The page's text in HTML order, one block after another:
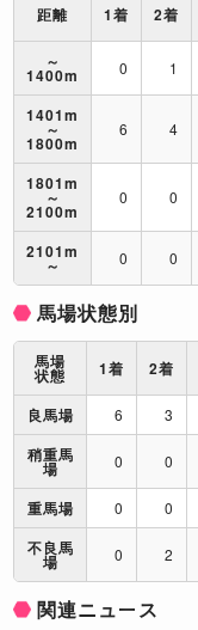
距離 1着 2着
～
1400m 0 1
1401m
～
1800m
6 4
1801m
～
2100m
0 0
2101m
～ 0 0
馬場状態別
馬場
状態 1着 2着
良馬場
6 3
稍重馬
場 0 0
重馬場 0 0
不良馬
場 0 2
関連ニュース